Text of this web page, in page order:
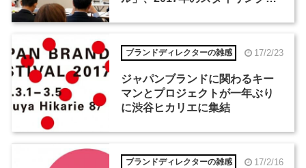
ブランドディレクターの雑感 17/2/23
ジャパンブランドに関わるキー
マンとプロジェクトが一年ぶり
に渋谷ヒカリエに集結
ブランドディレクターの雑感 17/2/16